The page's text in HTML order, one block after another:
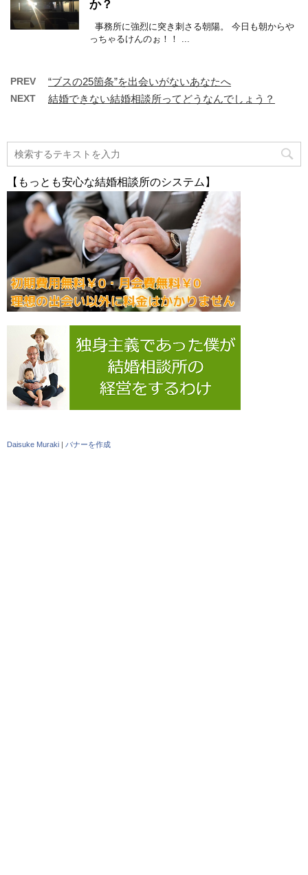
か？
事務所に強烈に突き刺さる朝陽。 今日も朝からや
っちゃるけんのぉ！！ ...
PREV “ブスの25箇条”を出会いがないあなたへ
NEXT 結婚できない結婚相談所ってどうなんでしょう？
【もっとも安心な結婚相談所のシステム】
Daisuke Muraki | バナーを作成